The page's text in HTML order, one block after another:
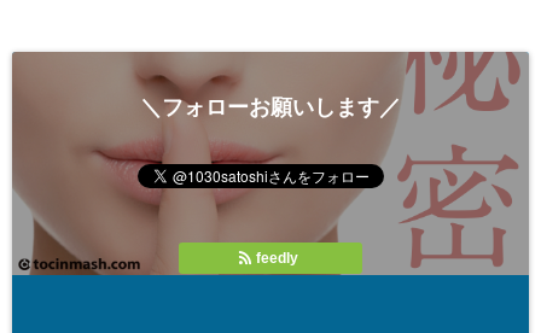
＼フォローお願いします／
feedly